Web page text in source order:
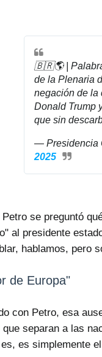
🇧🇷🌎 |
de la Plenaria
negación de la
Donald Trump
que sin
— Presidencia
2025
se preguntó
al presidente
hablamos, pero
de Europa"
con Petro, esa
separan a las
es simplemente